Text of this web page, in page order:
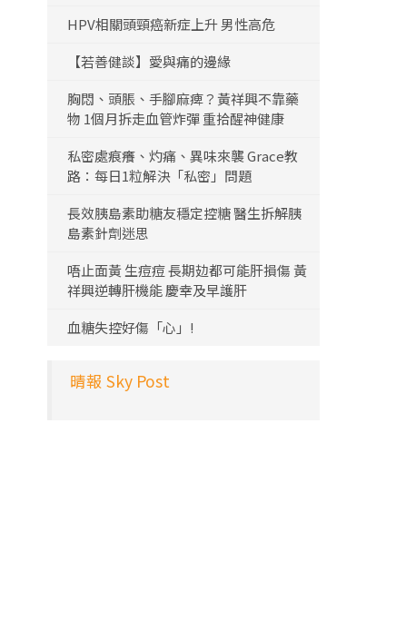
HPV相關頭頸癌新症上升 男性高危
【若善健談】愛與痛的邊緣
胸悶、頭脹、手腳麻痺？黃祥興不靠藥
物 1個月拆走血管炸彈 重拾醒神健康
私密處痕癢、灼痛、異味來襲 Grace教
路：每日1粒解決「私密」問題
長效胰島素助糖友穩定控糖 醫生拆解胰
島素針劑迷思
唔止面黃 生痘痘 長期攰都可能肝損傷 黃
祥興逆轉肝機能 慶幸及早護肝
血糖失控好傷「心」!
晴報 Sky Post